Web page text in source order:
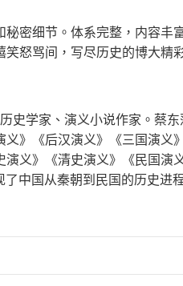
密细节。体系完整，内容丰
怒骂间，写尽历史的博大精
史学家、演义小说作家。蔡
》《后汉演义》《三国演义
义》《清史演义》《民国演
中国从秦朝到民国的历史进